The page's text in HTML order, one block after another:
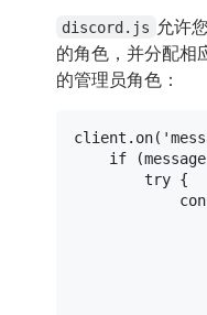
discord.js 允许
的角色，并分配相
的管理员角色：
client. on(
if
try {